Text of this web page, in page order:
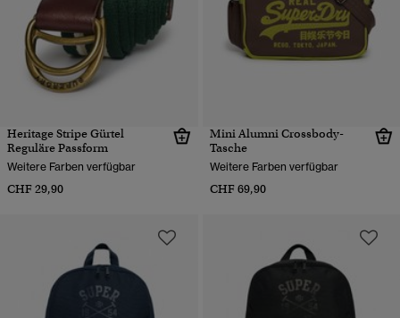
Heritage Stripe Gürtel
Reguläre Passform
Weitere Farben verfügbar
CHF 29,90
Mini Alumni Crossbody-
Tasche
Weitere Farben verfügbar
CHF 69,90